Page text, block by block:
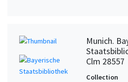
Munich.
Clm 28557
Collection